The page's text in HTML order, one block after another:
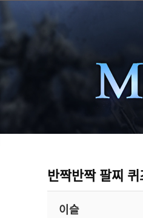
반짝반짝 팔찌
이슬